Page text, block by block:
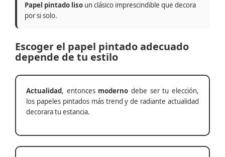
Papel pintado liso un clásico imprescindible que decora
por si solo.
Escoger el papel pintado adecuado
depende de tu estilo
Actualidad, entonces moderno debe ser tu elección,
los papeles pintados más trend y de radiante actualidad
decorara tu estancia.